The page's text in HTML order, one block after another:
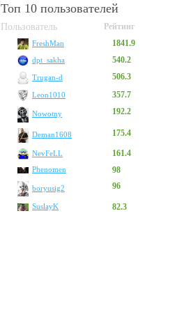
Топ 10 пользователей
Пользователь Рейтинг
FreshMan 1841.9
dpt_sakha 540.2
Trugan-d 506.3
Leon1010 357.7
Nowotny 192.2
Deman1608 175.4
NevFeLL 161.4
Phenomen 98
boryusig2 96
SuslayK 82.3